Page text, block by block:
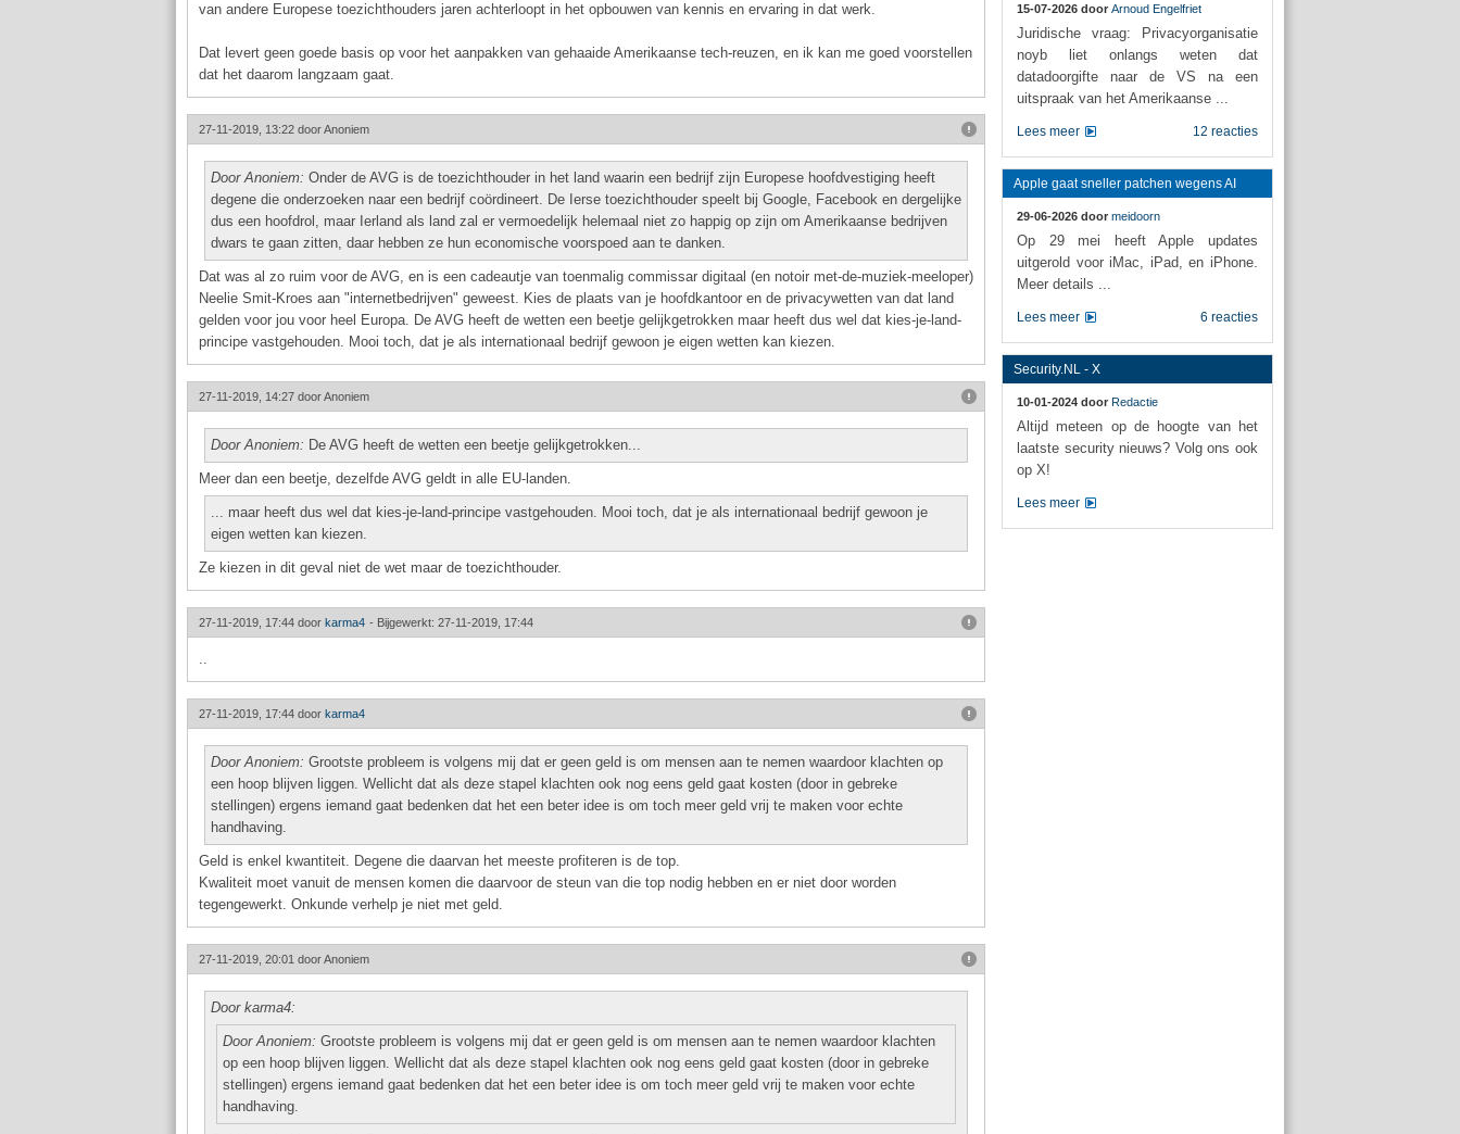
van andere Europese toezichthouders jaren achterloopt in het opbouwen van kennis en ervaring in dat werk.
Dat levert geen goede basis op voor het aanpakken van gehaaide Amerikaanse tech-reuzen, en ik kan me goed voorstellen
dat het daarom langzaam gaat.
27-11-2019, 13:22 doorAnoniem
Door Anoniem: Onder de AVG is de toezichthouder in het land waarin een bedrijf zijn Europese hoofdvestiging heeft
degene die onderzoeken naar een bedrijf coördineert. De Ierse toezichthouder speelt bij Google, Facebook en dergelijke
dus een hoofdrol, maar Ierland als land zal er vermoedelijk helemaal niet zo happig op zijn om Amerikaanse bedrijven
dwars te gaan zitten, daar hebben ze hun economische voorspoed aan te danken.
Dat was al zo ruim voor de AVG, en is een cadeautje van toenmalig commissar digitaal (en notoir met-de-muziek-meeloper)
Neelie Smit-Kroes aan "internetbedrijven" geweest. Kies de plaats van je hoofdkantoor en de privacywetten van dat land
gelden voor jou voor heel Europa. De AVG heeft de wetten een beetje gelijkgetrokken maar heeft dus wel dat kies-je-land-
principe vastgehouden. Mooi toch, dat je als internationaal bedrijf gewoon je eigen wetten kan kiezen.
27-11-2019, 14:27 doorAnoniem
Door Anoniem: De AVG heeft de wetten een beetje gelijkgetrokken...
Meer dan een beetje, dezelfde AVG geldt in alle EU-landen.
... maar heeft dus wel dat kies-je-land-principe vastgehouden. Mooi toch, dat je als internationaal bedrijf gewoon je
eigen wetten kan kiezen.
Ze kiezen in dit geval niet de wet maar de toezichthouder.
27-11-2019, 17:44 door karma4 - Bijgewerkt: 27-11-2019, 17:44
..
27-11-2019, 17:44 door karma4
Door Anoniem: Grootste probleem is volgens mij dat er geen geld is om mensen aan te nemen waardoor klachten op
een hoop blijven liggen. Wellicht dat als deze stapel klachten ook nog eens geld gaat kosten (door in gebreke
stellingen) ergens iemand gaat bedenken dat het een beter idee is om toch meer geld vrij te maken voor echte
handhaving.
Geld is enkel kwantiteit. Degene die daarvan het meeste profiteren is de top.
Kwaliteit moet vanuit de mensen komen die daarvoor de steun van die top nodig hebben en er niet door worden
tegengewerkt. Onkunde verhelp je niet met geld.
27-11-2019, 20:01 doorAnoniem
Door karma4:
Door Anoniem: Grootste probleem is volgens mij dat er geen geld is om mensen aan te nemen waardoor klachten
op een hoop blijven liggen. Wellicht dat als deze stapel klachten ook nog eens geld gaat kosten (door in gebreke
stellingen) ergens iemand gaat bedenken dat het een beter idee is om toch meer geld vrij te maken voor echte
handhaving.
15-07-2026 door Arnoud Engelfriet
Juridische vraag: Privacyorganisatie
noyb liet onlangs weten dat
datadoorgifte naar de VS na een
uitspraak van het Amerikaanse ...
12 reacties
Lees meer
Apple gaat sneller patchen wegens AI
29-06-2026 door meidoorn
Op 29 mei heeft Apple updates
uitgerold voor iMac, iPad, en iPhone.
Meer details ...
6 reacties
Lees meer
Security.NL - X
10-01-2024 door Redactie
Altijd meteen op de hoogte van het
laatste security nieuws? Volg ons ook
op X!
Lees meer